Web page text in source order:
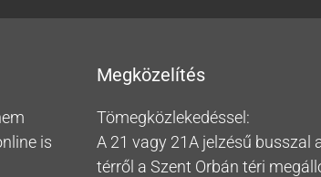
is
Megközelítés
Tömegközlekedéssel:
A 21 vagy 21A jelzésű busszal
térről a Szent Orbán téri